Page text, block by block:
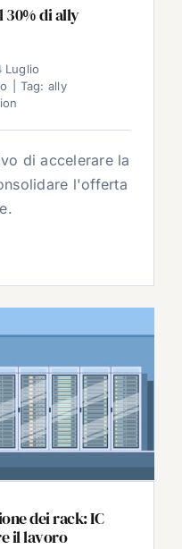
30% di ally
Luglio
Tag: ally
di accelerare la
l'offerta
dei rack: IC
il lavoro